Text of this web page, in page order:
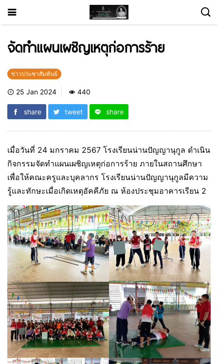
จัดทำแผนเผชิญเหตุก่อการร้าย
ข่าวประชาสัมพันธ์
25 Jan 2024 440
share tweet share
เมื่อวันที่ 24 มกราคม 2567 โรงเรียนน่านปัญญานุกูล ดำเนิน
กิจกรรมจัดทำแผนเผชิญเหตุก่อการร้าย ภายในสถานศึกษา
เพื่อให้คณะครูและบุคลากร โรงเรียนน่านปัญญานุกูลมีความ
รู้และทักษะเมื่อเกิดเหตุอัคคีภัย ณ ห้องประชุมอาคารเรียน 2